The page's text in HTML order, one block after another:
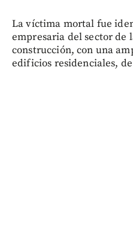
La víctima mortal fue
empresaria del sector de
construcción, con una
edificios residenciales,